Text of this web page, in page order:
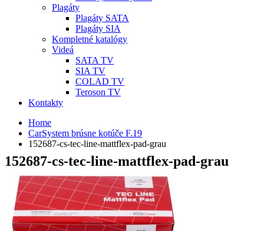
Plagáty
Plagáty SATA
Plagáty SIA
Kompletné katalógy
Videá
SATA TV
SIA TV
COLAD TV
Teroson TV
Kontakty
Home
CarSystem brúsne kotúče F.19
152687-cs-tec-line-mattflex-pad-grau
152687-cs-tec-line-mattflex-pad-grau